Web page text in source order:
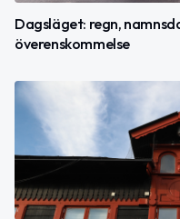
Dagsläget: regn,
överenskommelse